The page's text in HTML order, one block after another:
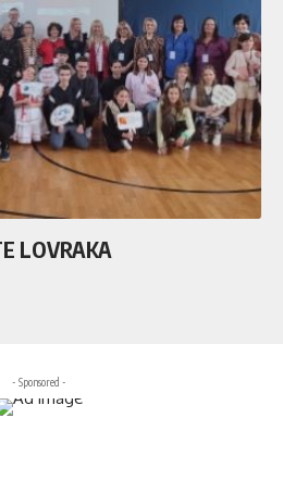
LOVRAKA
- Sponsored -